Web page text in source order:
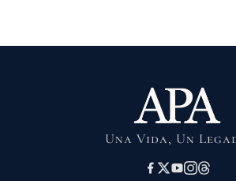
Una Vida, Un